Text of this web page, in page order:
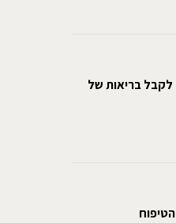
לקבל בריאות של